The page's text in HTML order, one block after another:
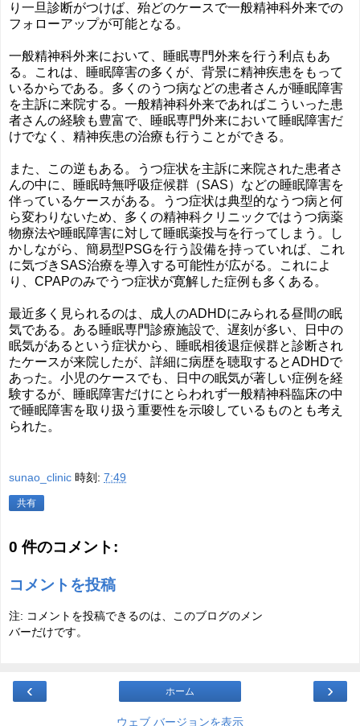
り一旦診断がつけば、殆どのケースで一般精神科外来での
フォローアップが可能となる。
一般精神科外来において、睡眠専門外来を行う利点もあ
る。これは、睡眠障害の多くが、背景に精神疾患をもって
いるからである。多くのうつ病などの患者さんが睡眠障害
を主訴に来院する。一般精神科外来であればこういった患
者さんの経験も豊富で、睡眠専門外来において睡眠障害だ
けでなく、精神疾患の治療も行うことができる。
また、この逆もある。うつ症状を主訴に来院された患者さ
んの中に、睡眠時無呼吸症候群（SAS）などの睡眠障害を
伴っているケースがある。うつ症状は典型的なうつ病と何
ら変わりないため、多くの精神科クリニックではうつ病薬
物療法や睡眠障害に対して睡眠薬投与を行ってしまう。し
かしながら、簡易型PSGを行う設備を持っていれば、これ
に気づきSAS治療を導入する可能性が広がる。これによ
り、CPAPのみでうつ症状が寛解した症例も多くある。
最近多く見られるのは、成人のADHDにみられる昼間の眠
気である。ある睡眠専門診療施設で、遅刻が多い、日中の
眠気があるという症状から、睡眠相後退症候群と診断され
たケースが来院したが、詳細に病歴を聴取するとADHDで
あった。小児のケースでも、日中の眠気が著しい症例を経
験するが、睡眠障害だけにとらわれず一般精神科臨床の中
で睡眠障害を取り扱う重要性を示唆しているものとも考え
られた。
sunao_clinic 時刻: 7:49
共有
0 件のコメント:
コメントを投稿
注: コメントを投稿できるのは、このブログのメン
バーだけです。
‹ ›
ホーム
ウェブ バージョンを表示